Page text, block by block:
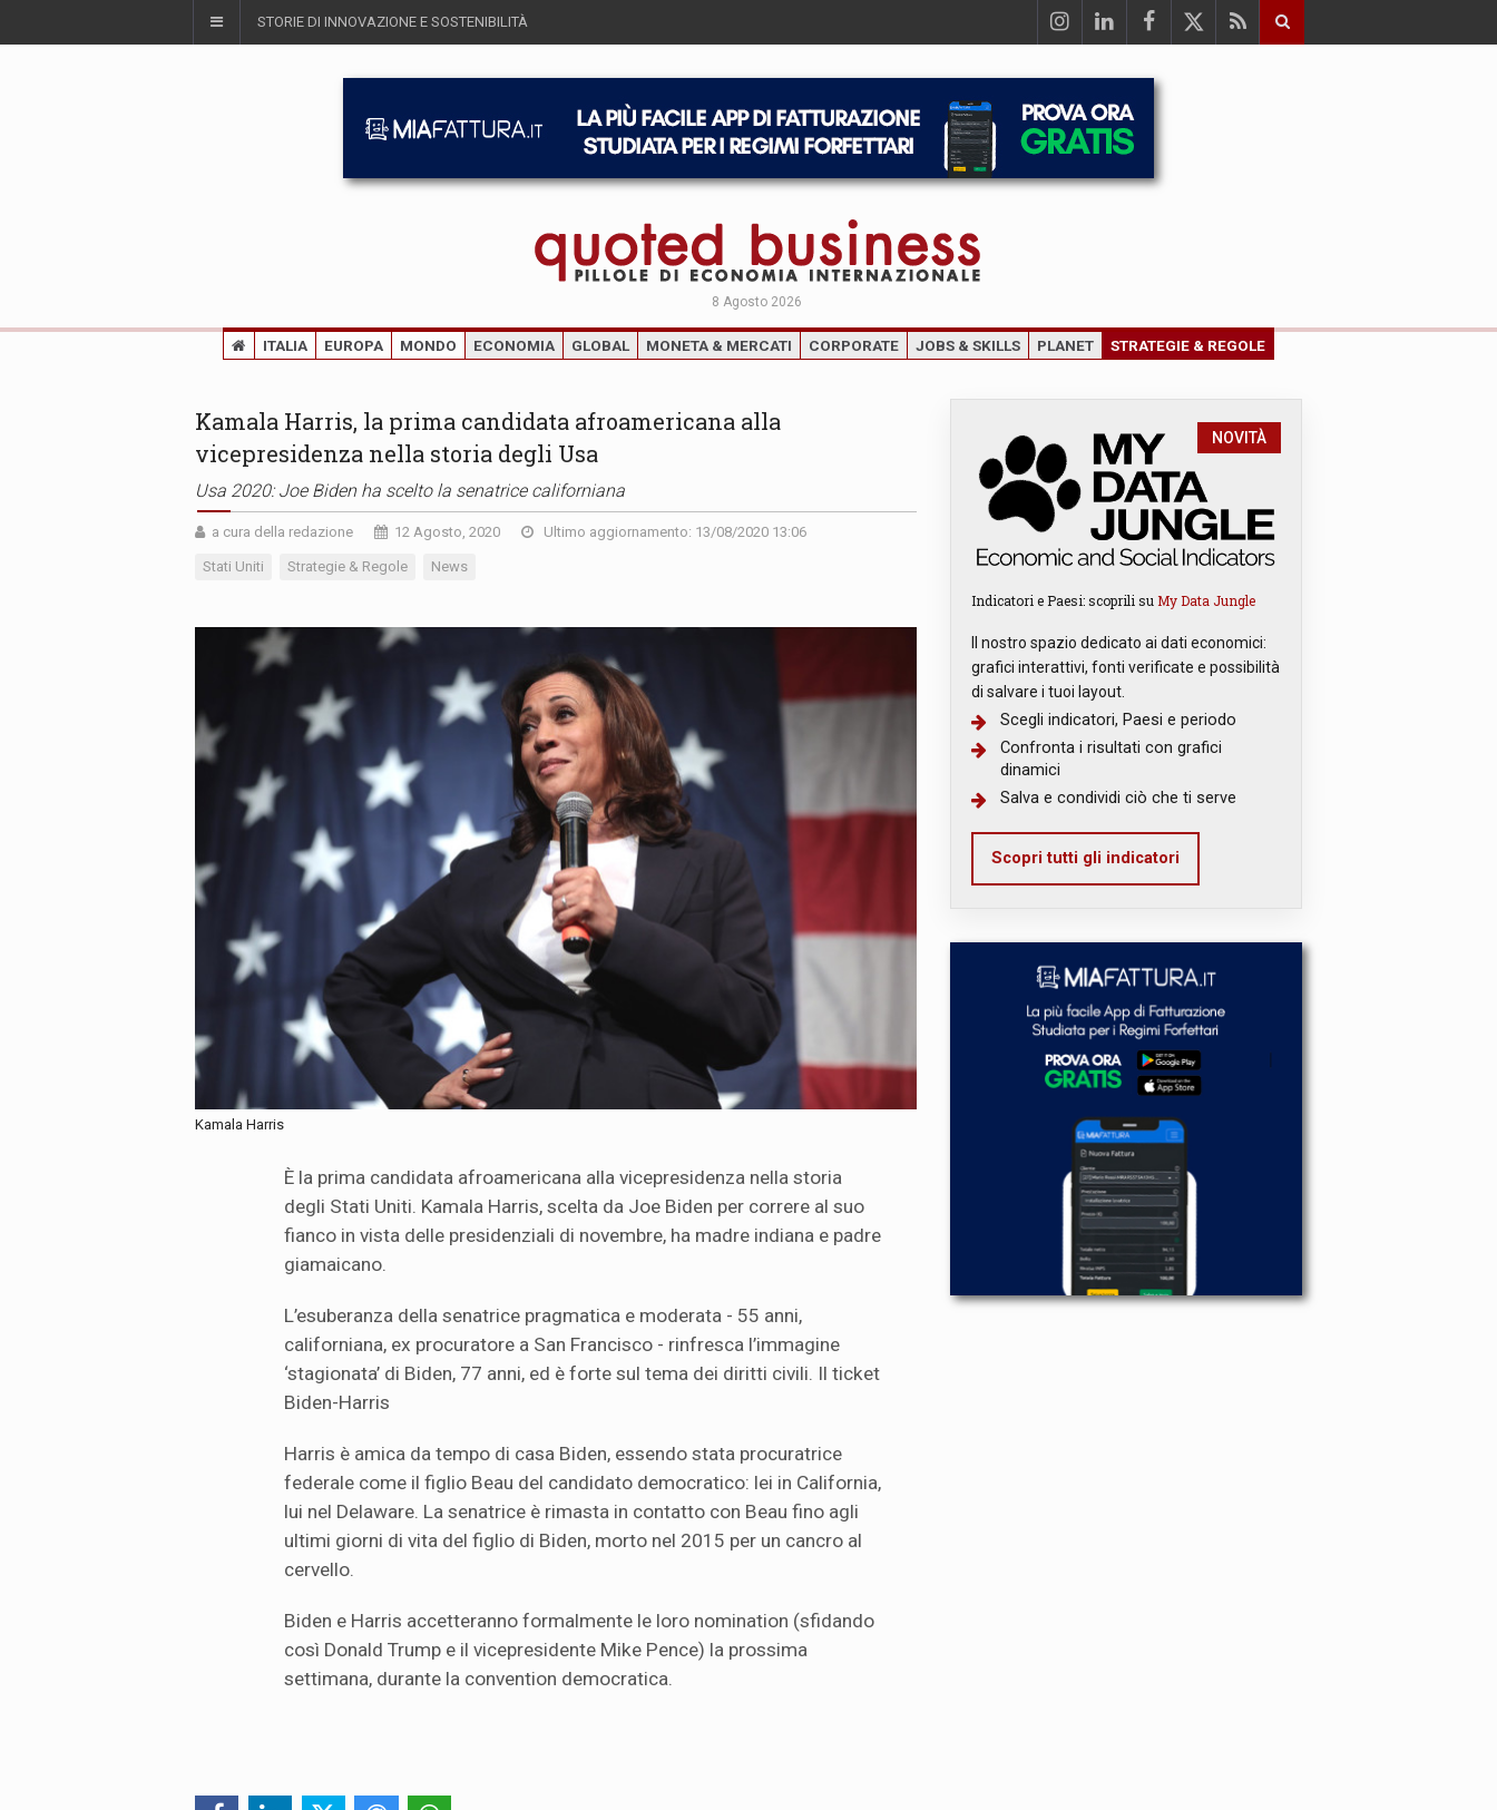
STORIE DI INNOVAZIONE E SOSTENIBILITÀ
8 Agosto 2026
ITALIA EUROPA MONDO ECONOMIA GLOBAL MONETA & MERCATI CORPORATE JOBS & SKILLS PLANET STRATEGIE & REGOLE
Kamala Harris, la prima candidata afroamericana alla
vicepresidenza nella storia degli Usa
Usa 2020: Joe Biden ha scelto la senatrice californiana
a cura della redazione 12 Agosto, 2020 Ultimo aggiornamento: 13/08/2020 13:06
Stati Uniti Strategie & Regole News
Kamala Harris
È la prima candidata afroamericana alla vicepresidenza nella storia
degli Stati Uniti. Kamala Harris, scelta da Joe Biden per correre al suo
fianco in vista delle presidenziali di novembre, ha madre indiana e padre
giamaicano.
L’esuberanza della senatrice pragmatica e moderata - 55 anni,
californiana, ex procuratore a San Francisco - rinfresca l’immagine
‘stagionata’ di Biden, 77 anni, ed è forte sul tema dei diritti civili. Il ticket
Biden-Harris
Harris è amica da tempo di casa Biden, essendo stata procuratrice
federale come il figlio Beau del candidato democratico: lei in California,
lui nel Delaware. La senatrice è rimasta in contatto con Beau fino agli
ultimi giorni di vita del figlio di Biden, morto nel 2015 per un cancro al
cervello.
Biden e Harris accetteranno formalmente le loro nomination (sfidando
così Donald Trump e il vicepresidente Mike Pence) la prossima
settimana, durante la convention democratica.
NOVITÀ
Indicatori e Paesi: scoprili su My Data Jungle
Il nostro spazio dedicato ai dati economici:
grafici interattivi, fonti verificate e possibilità
di salvare i tuoi layout.
Scegli indicatori, Paesi e periodo
Confronta i risultati con grafici
dinamici
Salva e condividi ciò che ti serve
Scopri tutti gli indicatori